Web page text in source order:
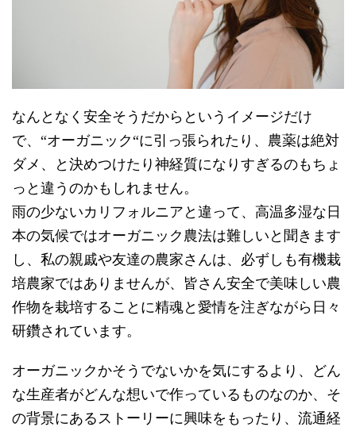
なんとなく安全そうだからというイメージだけ
で、“オーガニック“に引っ張られたり、農薬は絶対
ダメ、と決めつけたり神経質になりすぎるのもちょ
っと違うのかもしれません。
雨の少ないカリフォルニアと違って、高温多湿な日
本の気候ではオーガニック農法は難しいと聞きます
し、私の親戚や友達の農家さんは、必ずしも有機栽
培農家ではありませんが、皆さん安全で美味しい農
作物を栽培することに精魂と愛情を注ぎながら日々
研鑽されています。
オーガニックかそうでないかを気にするより、どん
な生産者がどんな想いで作っているものなのか、そ
の背景にあるストーリーに興味をもったり、流通経